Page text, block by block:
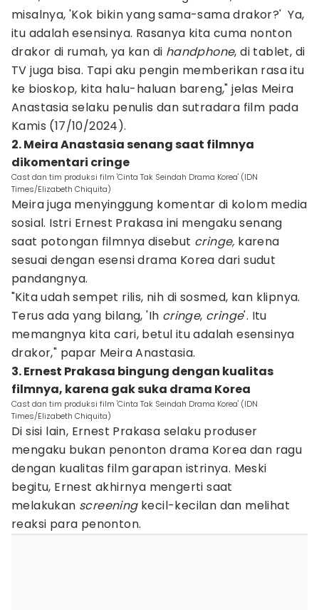
misalnya, 'Kok bikin yang sama-sama drakor?' Ya,
itu adalah esensinya. Rasanya kita cuma nonton
drakor di rumah, ya kan di handphone, di tablet, di
TV juga bisa. Tapi aku pengin memberikan rasa itu
ke bioskop, kita halu-haluan bareng," jelas Meira
Anastasia selaku penulis dan sutradara film pada
Kamis (17/10/2024).
2. Meira Anastasia senang saat filmnya
dikomentari cringe
Cast dan tim produksi film 'Cinta Tak Seindah Drama Korea' (IDN
Times/Elizabeth Chiquita)
Meira juga menyinggung komentar di kolom media
sosial. Istri Ernest Prakasa ini mengaku senang
saat potongan filmnya disebut cringe, karena
sesuai dengan esensi drama Korea dari sudut
pandangnya.
"Kita udah sempet rilis, nih di sosmed, kan klipnya.
Terus ada yang bilang, 'Ih cringe, cringe'. Itu
memangnya kita cari, betul itu adalah esensinya
drakor," papar Meira Anastasia.
3. Ernest Prakasa bingung dengan kualitas
filmnya, karena gak suka drama Korea
Cast dan tim produksi film 'Cinta Tak Seindah Drama Korea' (IDN
Times/Elizabeth Chiquita)
Di sisi lain, Ernest Prakasa selaku produser
mengaku bukan penonton drama Korea dan ragu
dengan kualitas film garapan istrinya. Meski
begitu, Ernest akhirnya mengerti saat
melakukan screening kecil-kecilan dan melihat
reaksi para penonton.